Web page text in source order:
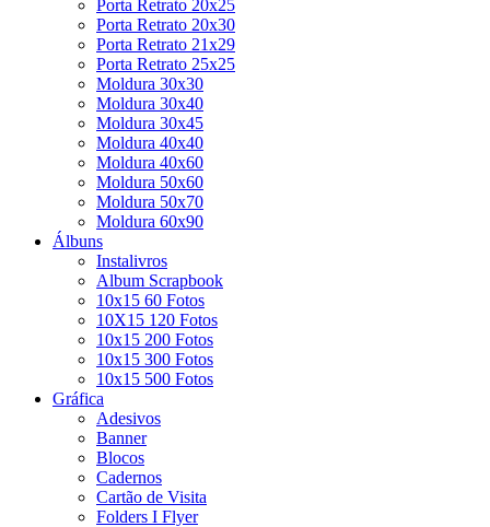
Porta Retrato 20x25
Porta Retrato 20x30
Porta Retrato 21x29
Porta Retrato 25x25
Moldura 30x30
Moldura 30x40
Moldura 30x45
Moldura 40x40
Moldura 40x60
Moldura 50x60
Moldura 50x70
Moldura 60x90
Álbuns
Instalivros
Album Scrapbook
10x15 60 Fotos
10X15 120 Fotos
10x15 200 Fotos
10x15 300 Fotos
10x15 500 Fotos
Gráfica
Adesivos
Banner
Blocos
Cadernos
Cartão de Visita
Folders I Flyer